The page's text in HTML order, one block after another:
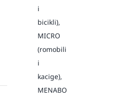
i
bicikli),
MICRO
(romobili
i
kacige),
MENABO